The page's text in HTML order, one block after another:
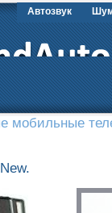
Автозвук
мобильные